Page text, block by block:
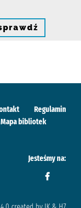
Regulamin
Mapa bibliotek
Jesteśmy na: